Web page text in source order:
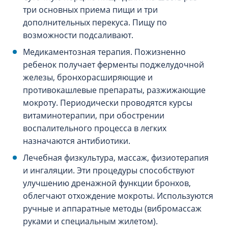
три основных приема пищи и три
дополнительных перекуса. Пищу по
возможности подсаливают.
Медикаментозная терапия. Пожизненно
ребенок получает ферменты поджелудочной
железы, бронхорасширяющие и
противокашлевые препараты, разжижающие
мокроту. Периодически проводятся курсы
витаминотерапии, при обострении
воспалительного процесса в легких
назначаются антибиотики.
Лечебная физкультура, массаж, физиотерапия
и ингаляции. Эти процедуры способствуют
улучшению дренажной функции бронхов,
облегчают отхождение мокроты. Используются
ручные и аппаратные методы (вибромассаж
руками и специальным жилетом).